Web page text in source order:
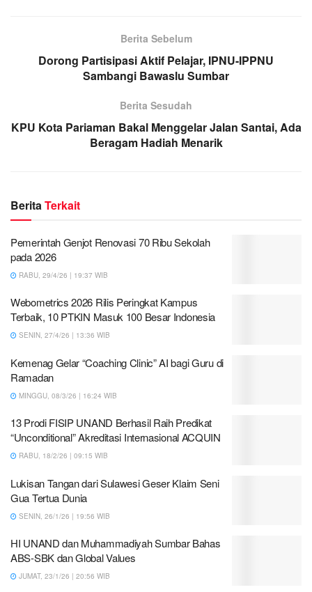
Berita Sebelum
Dorong Partisipasi Aktif Pelajar, IPNU-IPPNU
Sambangi Bawaslu Sumbar
Berita Sesudah
KPU Kota Pariaman Bakal Menggelar Jalan Santai, Ada
Beragam Hadiah Menarik
Berita Terkait
Pemerintah Genjot Renovasi 70 Ribu Sekolah
pada 2026
RABU, 29/4/26 | 19:37 WIB
Webometrics 2026 Rilis Peringkat Kampus
Terbaik, 10 PTKIN Masuk 100 Besar Indonesia
SENIN, 27/4/26 | 13:36 WIB
Kemenag Gelar “Coaching Clinic” AI bagi Guru di
Ramadan
MINGGU, 08/3/26 | 16:24 WIB
13 Prodi FISIP UNAND Berhasil Raih Predikat
“Unconditional” Akreditasi Internasional ACQUIN
RABU, 18/2/26 | 09:15 WIB
Lukisan Tangan dari Sulawesi Geser Klaim Seni
Gua Tertua Dunia
SENIN, 26/1/26 | 19:56 WIB
HI UNAND dan Muhammadiyah Sumbar Bahas
ABS-SBK dan Global Values
JUMAT, 23/1/26 | 20:56 WIB